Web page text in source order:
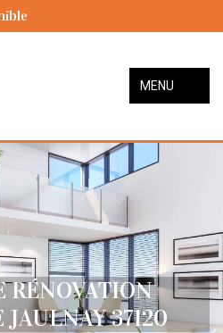
MENU
RÉNOVATION
37120